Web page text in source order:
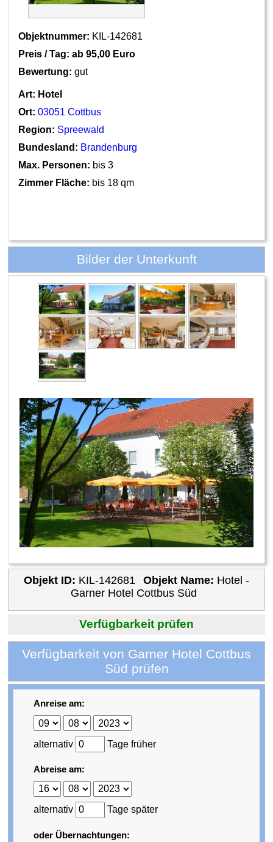
Objektnummer: KIL-142681
Preis / Tag: ab 95,00 Euro
Bewertung: gut
Art: Hotel
Ort: 03051 Cottbus
Region: Spreewald
Bundesland: Brandenburg
Max. Personen: bis 3
Zimmer Fläche: bis 18 qm
Bilder der Unterkunft
Objekt ID: KIL-142681 Objekt Name: Hotel -
Garner Hotel Cottbus Süd
Verfügbarkeit prüfen
Verfügbarkeit von Garner Hotel Cottbus
Süd prüfen
Anreise am:
alternativ Tage früher
Abreise am:
alternativ Tage später
oder Übernachtungen: